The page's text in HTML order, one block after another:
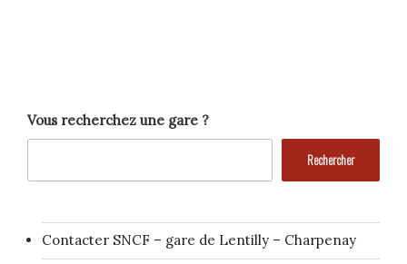
Vous recherchez une gare ?
Rechercher
Contacter SNCF – gare de Lentilly – Charpenay